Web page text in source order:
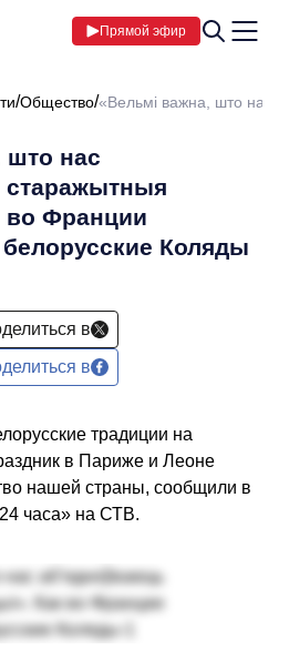
Прямой эфир
Общество «Вельмі важна, што нас
што нас
старажытныя
во Франции
Коляды
в
в
традиции на
в Париже и Леоне
нашей страны, сообщили в
часа» на СТВ.